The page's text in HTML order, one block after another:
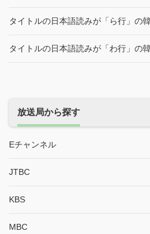
タイトルの日本語読みが「ら行」の
タイトルの日本語読みが「わ行」の
放送局から探す
Eチャンネル
JTBC
KBS
MBC